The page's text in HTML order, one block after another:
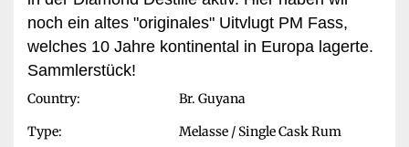
noch ein altes "originales" Uitvlugt PM Fass,
welches 10 Jahre kontinental in Europa lagerte.
Sammlerstück!
Country:
Br. Guyana
Type:
Melasse / Single Cask Rum